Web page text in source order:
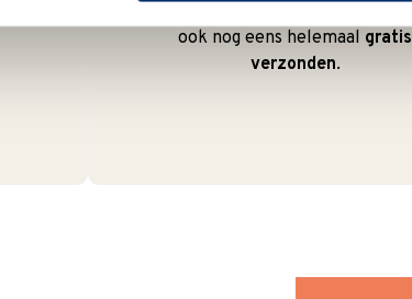
ook nog eens helemaal gratis
verzonden.